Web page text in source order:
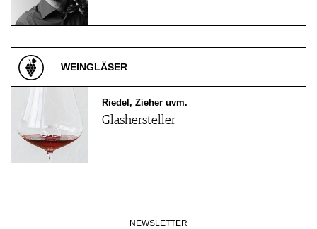
WEINGLÄSER
Riedel, Zieher uvm.
Glashersteller
NEWSLETTER